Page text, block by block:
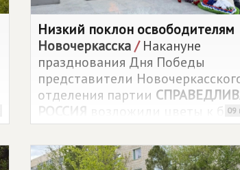
Низкий поклон освободителям
Новочеркасска/Накануне
празднования Дня Победы
представители
отделения партии
РОССИЯ возложили цветы к
могиле и одиночным
войнов, погибших в годы
Отечественной войны.
09